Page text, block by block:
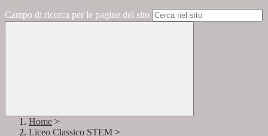
Campo di ricerca per le pagine del sito
Home >
Liceo Classico STEM >